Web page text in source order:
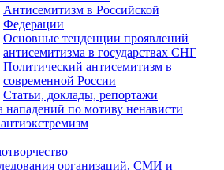
Антисемитизм в Российской
Федерации
Основные тенденции проявлений
антисемитизма в государствах СНГ
Политический антисемитизм в
современной России
Статьи, доклады, репортажи
нападений по мотиву ненависти
организаций, СМИ и